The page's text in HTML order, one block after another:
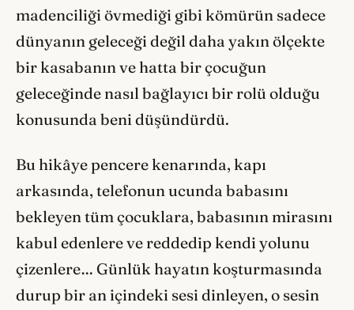
madenciliği övmediği gibi kömürün sadece
dünyanın geleceği değil daha yakın ölçekte
bir kasabanın ve hatta bir çocuğun
geleceğinde nasıl bağlayıcı bir rolü olduğu
konusunda beni düşündürdü.
Bu hikâye pencere kenarında, kapı
arkasında, telefonun ucunda babasını
bekleyen tüm çocuklara, babasının mirasını
kabul edenlere ve reddedip kendi yolunu
çizenlere… Günlük hayatın koşturmasında
durup bir an içindeki sesi dinleyen, o sesin